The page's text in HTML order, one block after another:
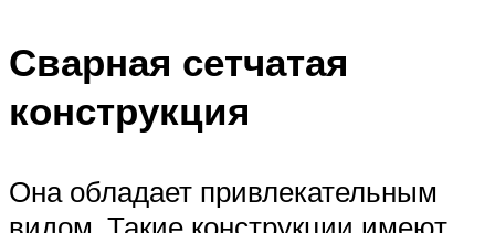
Сварная сетчатая
конструкция
Она обладает привлекательным